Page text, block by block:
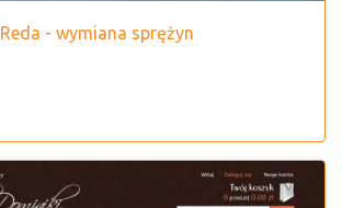
Reda - wymiana sprężyn